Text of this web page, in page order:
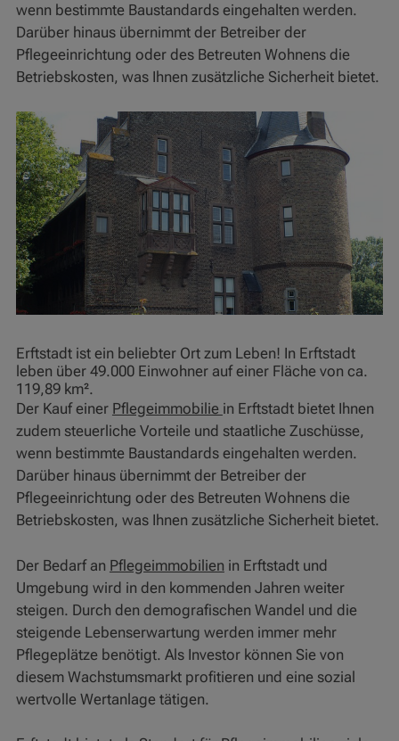
wenn bestimmte Baustandards eingehalten werden.
Darüber hinaus übernimmt der Betreiber der
Pflegeeinrichtung oder des Betreuten Wohnens die
Betriebskosten, was Ihnen zusätzliche Sicherheit bietet.
Erftstadt ist ein beliebter Ort zum Leben! In Erftstadt
leben über 49.000 Einwohner auf einer Fläche von ca.
119,89 km².
Der Kauf einer Pflegeimmobilie in Erftstadt bietet Ihnen
zudem steuerliche Vorteile und staatliche Zuschüsse,
wenn bestimmte Baustandards eingehalten werden.
Darüber hinaus übernimmt der Betreiber der
Pflegeeinrichtung oder des Betreuten Wohnens die
Betriebskosten, was Ihnen zusätzliche Sicherheit bietet.
Der Bedarf an Pflegeimmobilien in Erftstadt und
Umgebung wird in den kommenden Jahren weiter
steigen. Durch den demografischen Wandel und die
steigende Lebenserwartung werden immer mehr
Pflegeplätze benötigt. Als Investor können Sie von
diesem Wachstumsmarkt profitieren und eine sozial
wertvolle Wertanlage tätigen.